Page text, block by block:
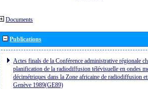
Documents
Publications
Actes finals de la Conférence administrative régionale
planification de la radiodiffusion télévisuelle en ondes
décimétriques dans la Zone africaine de radiodiffusion
Genève 1989(GE89)